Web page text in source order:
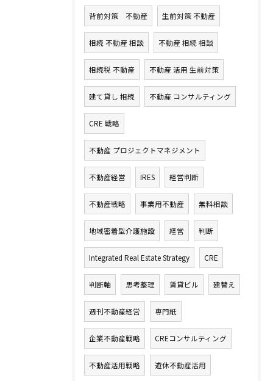
背前対策 不動産 生前対策 不動産
相続 不動産 相談 不動産 相続 相談
相続税 不動産 不動産 活用 生前対策
建て貸し 相続 不動産 コンサルティング
CRE 戦略
不動産 プロジェクトマネジメント
不動産経営 IRES 経営判断
不動産戦略 事業用不動産 無料相談
地域密着型介護施設 経営 判断
Integrated Real Estate Strategy CRE
判断軸 思考整理 賃貸ビル 建替え
週刊不動産経営 専門紙
企業不動産戦略 CREコンサルティング
不動産活用戦略 遊休不動産活用